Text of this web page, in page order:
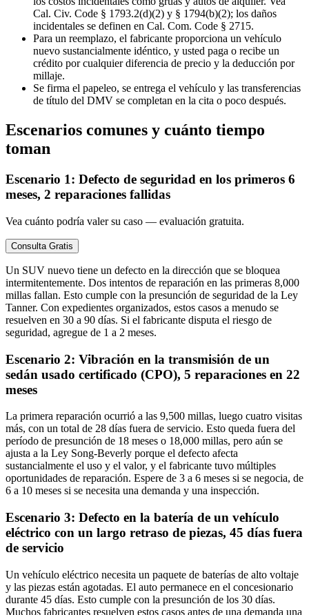
Cal. Civ. Code § 1793.2(d)(2) y § 1794(b)(2); los daños
incidentales se definen en Cal. Com. Code § 2715.
Para un reemplazo, el fabricante proporciona un vehículo
nuevo sustancialmente idéntico, y usted paga o recibe un
crédito por cualquier diferencia de precio y la deducción por
millaje.
Se firma el papeleo, se entrega el vehículo y las transferencias
de título del DMV se completan en la cita o poco después.
Escenarios comunes y cuánto tiempo
toman
Escenario 1: Defecto de seguridad en los primeros 6
meses, 2 reparaciones fallidas
Vea cuánto podría valer su caso — evaluación gratuita.
Consulta Gratis
Un SUV nuevo tiene un defecto en la dirección que se bloquea
intermitentemente. Dos intentos de reparación en las primeras 8,000
millas fallan. Esto cumple con la presunción de seguridad de la Ley
Tanner. Con expedientes organizados, estos casos a menudo se
resuelven en 30 a 90 días. Si el fabricante disputa el riesgo de
seguridad, agregue de 1 a 2 meses.
Escenario 2: Vibración en la transmisión de un
sedán usado certificado (CPO), 5 reparaciones en 22
meses
La primera reparación ocurrió a las 9,500 millas, luego cuatro visitas
más, con un total de 28 días fuera de servicio. Esto queda fuera del
período de presunción de 18 meses o 18,000 millas, pero aún se
ajusta a la Ley Song-Beverly porque el defecto afecta
sustancialmente el uso y el valor, y el fabricante tuvo múltiples
oportunidades de reparación. Espere de 3 a 6 meses si se negocia, de
6 a 10 meses si se necesita una demanda y una inspección.
Escenario 3: Defecto en la batería de un vehículo
eléctrico con un largo retraso de piezas, 45 días fuera
de servicio
Un vehículo eléctrico necesita un paquete de baterías de alto voltaje
y las piezas están agotadas. El auto permanece en el concesionario
durante 45 días. Esto cumple con la presunción de los 30 días.
Muchos fabricantes resuelven estos casos antes de una demanda una